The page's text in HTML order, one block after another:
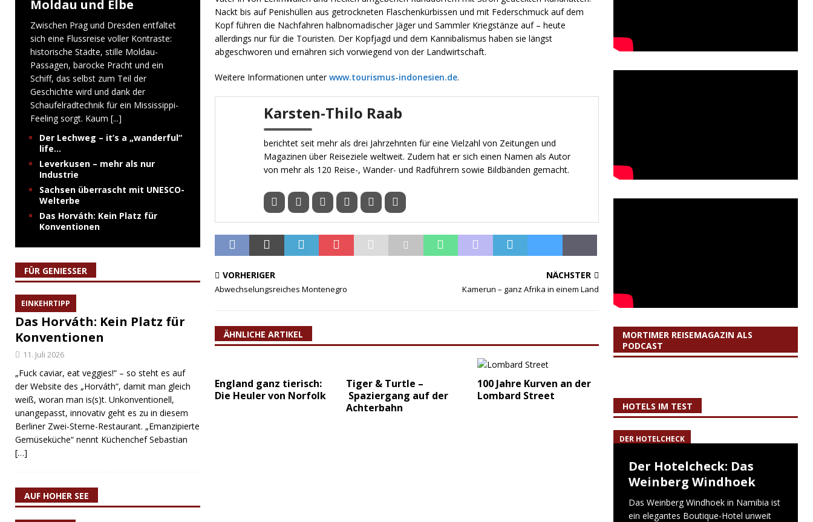
Nackt bis auf Penishüllen aus getrockneten Flaschenkürbissen und mit Federschmuck auf dem
Kopf führen die Nachfahren halbnomadischer Jäger und Sammler Kriegstänze auf – heute
allerdings nur für die Touristen. Der Kopfjagd und dem Kannibalismus haben sie längst
abgeschworen und ernähren sich vorwiegend von der Landwirtschaft.
Weitere Informationen unterwww.tourismus-indonesien.de.
Karsten-Thilo Raab
berichtet seit mehr als drei Jahrzehnten für eine Vielzahl von Zeitungen und
Magazinen über Reiseziele weltweit. Zudem hat er sich einen Namen als Autor
von mehr als 120 Reise-, Wander- und Radführern sowie Bildbänden gemacht.
VORHERIGER
Abwechselungsreiches Montenegro
NÄCHSTER
Kamerun – ganz Afrika in einem Land
ÄHNLICHE ARTIKEL
England ganz tierisch:
Die Heuler von Norfolk
Tiger & Turtle –
Spaziergang auf der
Achterbahn
100 Jahre Kurven an der
Lombard Street
Moldau und Elbe
Zwischen Prag und Dresden entfaltet
sich eine Flussreise voller Kontraste:
historische Städte, stille Moldau-
Passagen, barocke Pracht und ein
Schiff, das selbst zum Teil der
Geschichte wird und dank der
Schaufelradtechnik für ein Mississippi-
Feeling sorgt. Kaum [...]
Der Lechweg – it’s a „wanderful“
life…
Leverkusen – mehr als nur
Industrie
Sachsen überrascht mit UNESCO-
Welterbe
Das Horváth: Kein Platz für
Konventionen
FÜR GENIESSER
EINKEHRTIPP
Das Horváth: Kein Platz für
Konventionen
11. Juli 2026
„Fuck caviar, eat veggies!“ – so steht es auf
der Website des „Horváth“, damit man gleich
weiß, woran man is(s)t. Unkonventionell,
unangepasst, innovativ geht es zu in diesem
Berliner Zwei-Sterne-Restaurant. „Emanzipierte
Gemüseküche“ nennt Küchenchef Sebastian
[…]
AUF HOHER SEE
MORTIMER REISEMAGAZIN ALS
PODCAST
HOTELS IM TEST
DER HOTELCHECK
Der Hotelcheck: Das
Weinberg Windhoek
Das Weinberg Windhoek in Namibia ist
ein elegantes Boutique-Hotel unweit